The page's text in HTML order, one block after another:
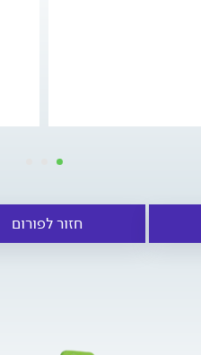
חזור לפורום